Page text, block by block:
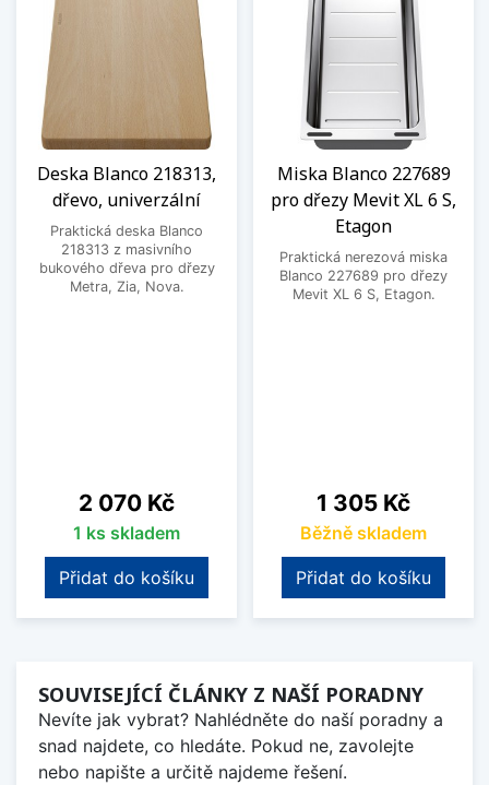
Deska Blanco 218313,
dřevo, univerzální
Praktická deska Blanco
218313 z masivního
bukového dřeva pro dřezy
Metra, Zia, Nova.
Cena
2 070 Kč
1 ks skladem
Přidat do košíku
Miska Blanco 227689
pro dřezy Mevit XL 6 S,
Etagon
Praktická nerezová miska
Blanco 227689 pro dřezy
Mevit XL 6 S, Etagon.
Cena
1 305 Kč
Běžně skladem
Přidat do košíku
SOUVISEJÍCÍ ČLÁNKY Z NAŠÍ PORADNY
Nevíte jak vybrat? Nahlédněte do naší poradny a
snad najdete, co hledáte. Pokud ne, zavolejte
nebo napište a určitě najdeme řešení.